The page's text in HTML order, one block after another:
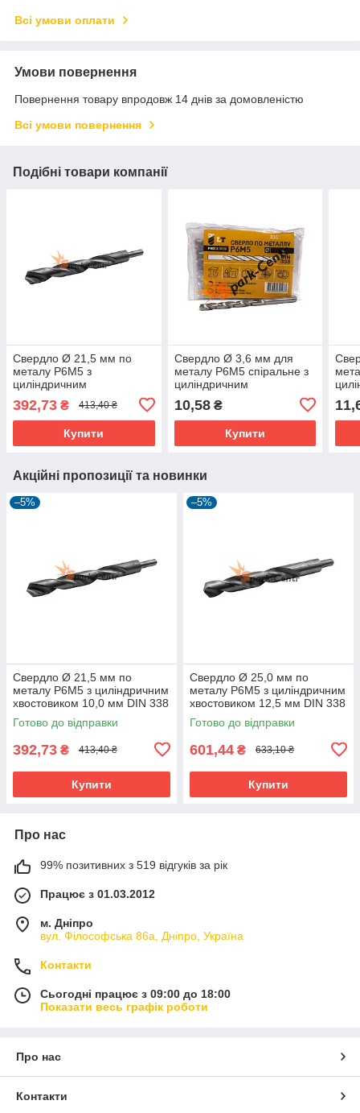
Всі умови оплати
Умови повернення
Повернення товару впродовж 14 днів за домовленістю
Всі умови повернення
Подібні товари компанії
Свердло Ø 21,5 мм по
металу P6M5 з
циліндричним
хвостовиком 10,0 мм DIN
338
392,73 ₴ 413,40 ₴
Купити
Свердло Ø 3,6 мм для
металу P6M5 спіральне з
циліндричним
(ГОСТ 10902-77)
10,58₴
Купити
Акційні пропозиції та новинки
–5%
Свердло Ø 21,5 мм по
металу P6M5 з циліндричним
хвостовиком 10,0 мм DIN 338
Готово до відправки
392,73 ₴ 413,40 ₴
Купити
–5%
Свердло Ø 25,0 мм по
металу P6M5 з циліндричним
хвостовиком 12,5 мм DIN 338
Готово до відправки
601,44 ₴ 633,10 ₴
Купити
Про нас
99% позитивних з 519 відгуків за рік
Працює з 01.03.2012
м. Дніпро
вул. Філософська 86а, Дніпро, Україна
Контакти
Сьогодні працює з 09:00 до 18:00
Показати весь графік роботи
Про нас
Контакти